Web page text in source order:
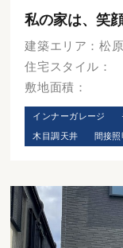
私の家は、笑
建築エリア：松
住宅スタイル：
敷地面積：
インナーガレージ
木目調天井 間接照